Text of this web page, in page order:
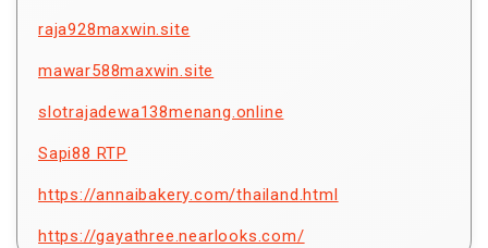
raja928maxwin.site
mawar588maxwin.site
slotrajadewa138menang.online
Sapi88 RTP
https://annaibakery.com/thailand.html
https://gayathree.nearlooks.com/